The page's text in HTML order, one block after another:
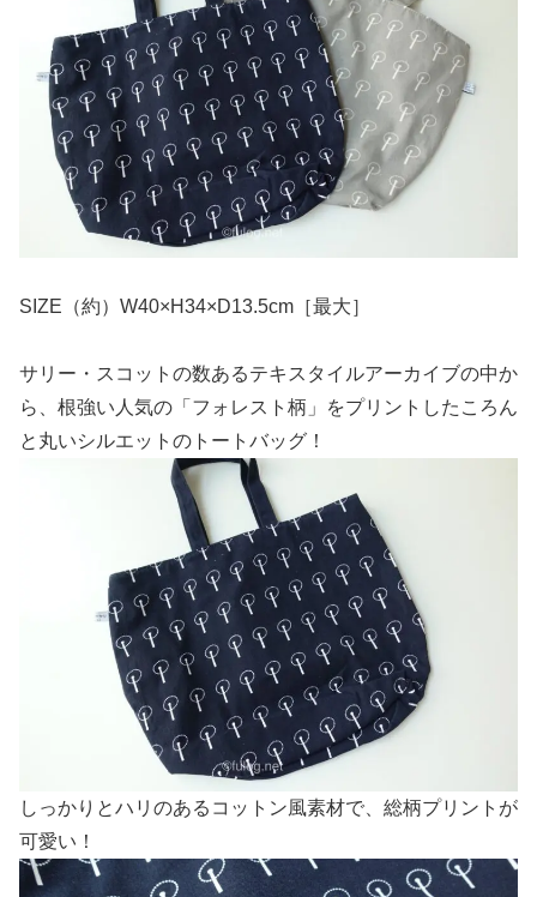
SIZE（約）W40×H34×D13.5cm［最大］
サリー・スコットの数あるテキスタイルアーカイブの中か
ら、根強い人気の「フォレスト柄」をプリントしたころん
と丸いシルエットのトートバッグ！
しっかりとハリのあるコットン風素材で、総柄プリントが
可愛い！